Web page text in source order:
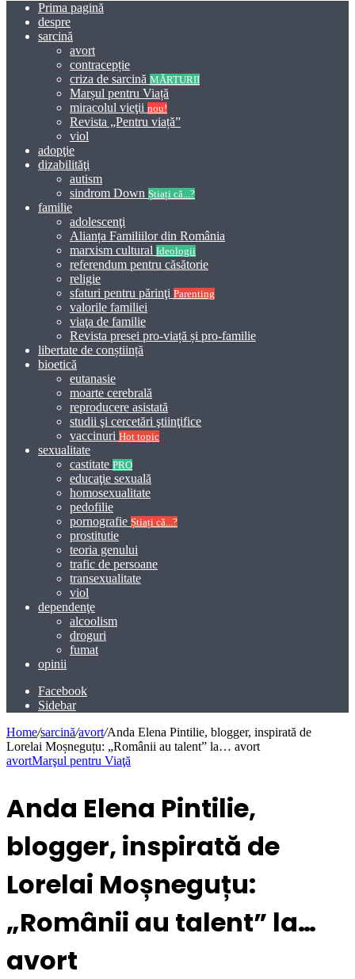
Prima pagină
despre
sarcină
avort
contracepție
criza de sarcină MĂRTURII
Marșul pentru Viață
miracolul vieţii nou!
Revista „Pentru viață”
viol
adopţie
dizabilităţi
autism
sindrom Down Știați că...?
familie
adolescenţi
Alianța Familiilor din România
marxism cultural Ideologii
referendum pentru căsătorie
religie
sfaturi pentru părinţi Parenting
valorile familiei
viaţa de familie
Revista presei pro-viață și pro-familie
libertate de conștiință
bioetică
eutanasie
moarte cerebrală
reproducere asistată
studii şi cercetări ştiinţifice
vaccinuri Hot topic
sexualitate
castitate PRO
educaţie sexuală
homosexualitate
pedofilie
pornografie Știați că...?
prostitutie
teoria genului
trafic de persoane
transexualitate
viol
dependenţe
alcoolism
droguri
fumat
opinii
Facebook
Sidebar
Home/sarcină/avort/Anda Elena Pintilie, blogger, inspirată de
Lorelai Moșneguțu: „Românii au talent” la… avort
avortMarşul pentru Viaţă
Anda Elena Pintilie,
blogger, inspirată de
Lorelai Moșneguțu:
„Românii au talent” la…
avort